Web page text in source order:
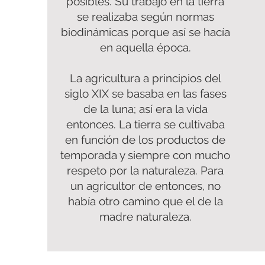
se realizaba según normas
biodinámicas porque así se hacía
en aquella época.
La agricultura a principios del
siglo XIX se basaba en las fases
de la luna; así era la vida
entonces. La tierra se cultivaba
en función de los productos de
temporada y siempre con mucho
respeto por la naturaleza. Para
un agricultor de entonces, no
había otro camino que el de la
madre naturaleza.